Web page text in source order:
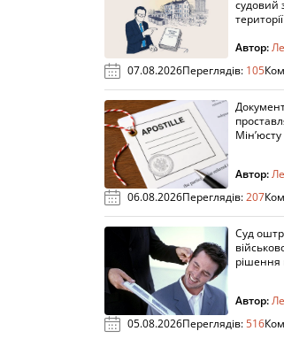
судовий
Автор:
07.08.2026Переглядів: 105
Мін’юсту
Автор:
06.08.2026Переглядів:207
Суд
рішення
Автор:
05.08.2026Переглядів:516